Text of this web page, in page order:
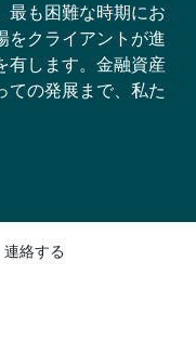
最も困難な時期にお
をクライアントが進
有します。金融資産
ての発展まで、私た
連絡する